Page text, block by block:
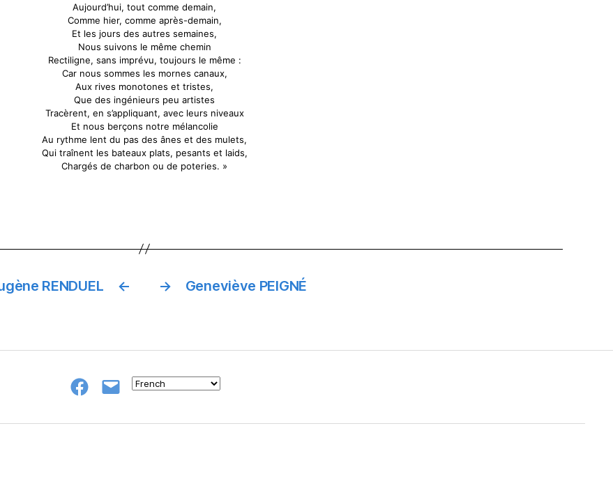
Aujourd’hui, tout comme demain,
Comme hier, comme après-demain,
Et les jours des autres semaines,
Nous suivons le même chemin
Rectiligne, sans imprévu, toujours le même :
Car nous sommes les mornes canaux,
Aux rives monotones et tristes,
Que des ingénieurs peu artistes
Tracèrent, en s’appliquant, avec leurs niveaux
Et nous berçons notre mélancolie
Au rythme lent du pas des ânes et des mulets,
Qui traînent les bateaux plats, pesants et laids,
Chargés de charbon ou de poteries. »
←
RENDUEL → Geneviève PEIGNÉ
GroupeE-